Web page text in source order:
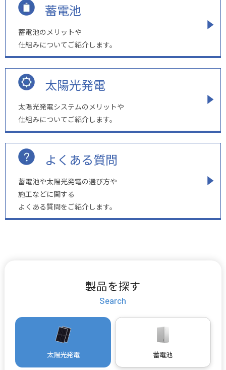
蓄電池
蓄電池のメリットや
仕組みについてご紹介します。
太陽光発電
太陽光発電システムのメリットや
仕組みについてご紹介します。
よくある質問
蓄電池や太陽光発電の選び方や
施工などに関する
よくある質問をご紹介します。
製品を探す
Search
太陽光発電 蓄電池